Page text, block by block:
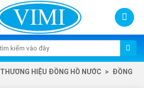
THƯƠNG HIỆU ĐỒNG HỒ NƯỚC > ĐỒNG